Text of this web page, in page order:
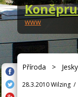
www
Příroda >
28.3.2010 Wilzing /